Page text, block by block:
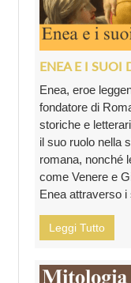
ENEA E I SUOI
Enea, eroe
fondatore di
storiche e
il suo ruolo nella
romana, nonché
come Venere e
Enea attraverso
Leggi Tutto